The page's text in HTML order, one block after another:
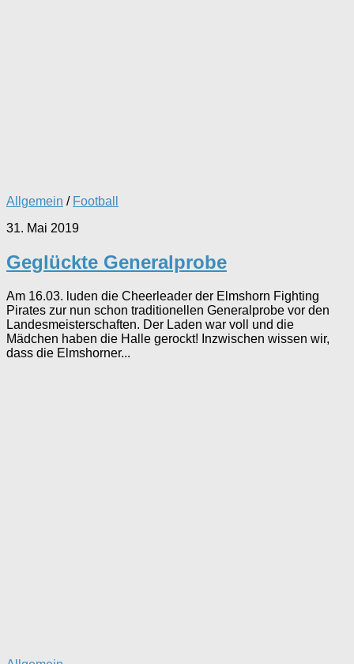
Allgemein / Football
31. Mai 2019
Geglückte Generalprobe
Am 16.03. luden die Cheerleader der Elmshorn Fighting
Pirates zur nun schon traditionellen Generalprobe vor den
Landesmeisterschaften. Der Laden war voll und die
Mädchen haben die Halle gerockt! Inzwischen wissen wir,
dass die Elmshorner...